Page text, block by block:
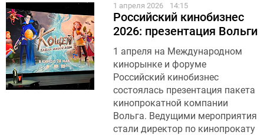
1 апреля 2026 14:15
Российский кинобизнес
2026: презентация Вольги
1 апреля на Международном
кинорынке и форуме
Российский кинобизнес
состоялась презентация пакета
кинопрокатной компании
Вольга. Ведущими мероприятия
стали директор по кинопрокату